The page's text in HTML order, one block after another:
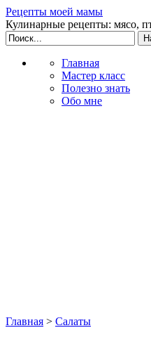
Рецепты моей мамы
Кулинарные рецепты: мясо,
Главная
Мастер класс
Полезно знать
Обо мне
Главная > Салаты